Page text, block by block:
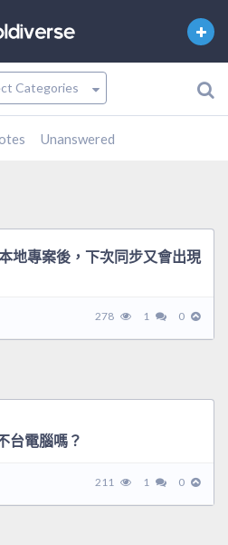
Unanswered
地專案後，下次同步又會出現
278 1 0
台電腦嗎？
211 1 0